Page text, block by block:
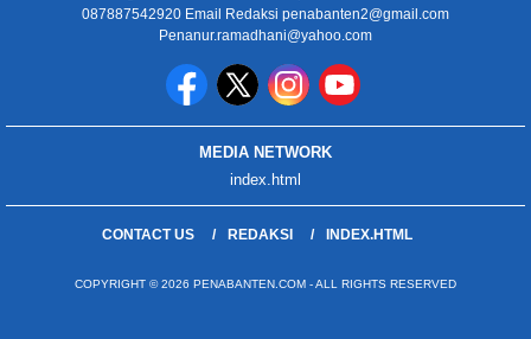
087887542920 Email Redaksi penabanten2@gmail.com
Penanur.ramadhani@yahoo.com
MEDIA NETWORK
index.html
CONTACT US REDAKSI INDEX.HTML
COPYRIGHT © 2026 PENABANTEN.COM - ALL RIGHTS RESERVED